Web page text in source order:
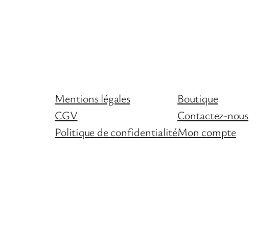
Mentions légales
CGV
Politique de confidentialité
Boutique
Contactez-nous
Mon compte